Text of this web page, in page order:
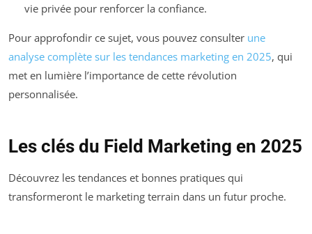
vie privée pour renforcer la confiance.
Pour approfondir ce sujet, vous pouvez consulter une
analyse complète sur les tendances marketing en 2025, qui
met en lumière l’importance de cette révolution
personnalisée.
Les clés du Field Marketing en 2025
Découvrez les tendances et bonnes pratiques qui
transformeront le marketing terrain dans un futur proche.